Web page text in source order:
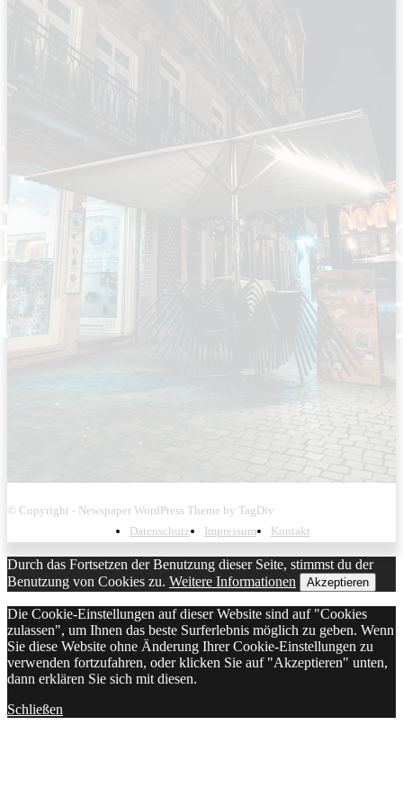
© Copyright - Newspaper WordPress Theme by TagDiv
Datenschutz
Impressum Kontakt
Durch das Fortsetzen der Benutzung dieser Seite, stimmst du der
Benutzung von Cookies zu. Weitere Informationen Akzeptieren
Die Cookie-Einstellungen auf dieser Website sind auf "Cookies
zulassen", um Ihnen das beste Surferlebnis möglich zu geben. Wenn
Sie diese Website ohne Änderung Ihrer Cookie-Einstellungen zu
verwenden fortzufahren, oder klicken Sie auf "Akzeptieren" unten,
dann erklären Sie sich mit diesen.
Schließen